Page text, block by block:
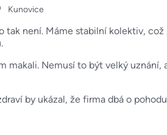
Kunovice
není. Máme stabilní kolektiv,
makali. Nemusí to být velký uznání,
by ukázal, že firma dbá o